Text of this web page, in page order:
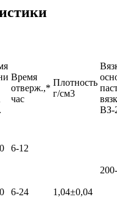
Время
отверж.,*
час
Плотность
г/см3
ВЗ-
6-12
1,04±0,04
6-24